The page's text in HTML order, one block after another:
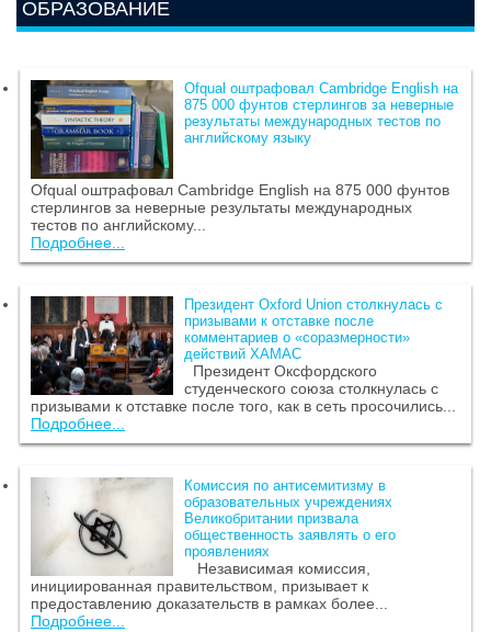
ОБРАЗОВАНИЕ
Ofqual оштрафовал Cambridge English на
875 000 фунтов стерлингов за неверные
результаты международных тестов по
английскому языку
Ofqual оштрафовал Cambridge English на 875 000 фунтов
стерлингов за неверные результаты международных
тестов по английскому...
Подробнее...
Президент Oxford Union столкнулась с
призывами к отставке после
комментариев о «соразмерности»
действий ХАМАС
Президент Оксфордского
студенческого союза столкнулась с
призывами к отставке после того, как в сеть просочились...
Подробнее...
Комиссия по антисемитизму в
образовательных учреждениях
Великобритании призвала
общественность заявлять о его
проявлениях
Независимая комиссия,
инициированная правительством, призывает к
предоставлению доказательств в рамках более...
Подробнее...